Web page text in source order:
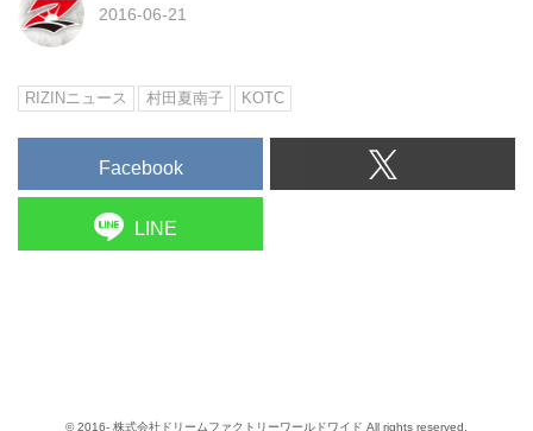
2016-06-21
RIZINニュース 村田夏南子 KOTC
Facebook
LINE
© 2016- 株式会社ドリームファクトリーワールドワイド All rights reserved.